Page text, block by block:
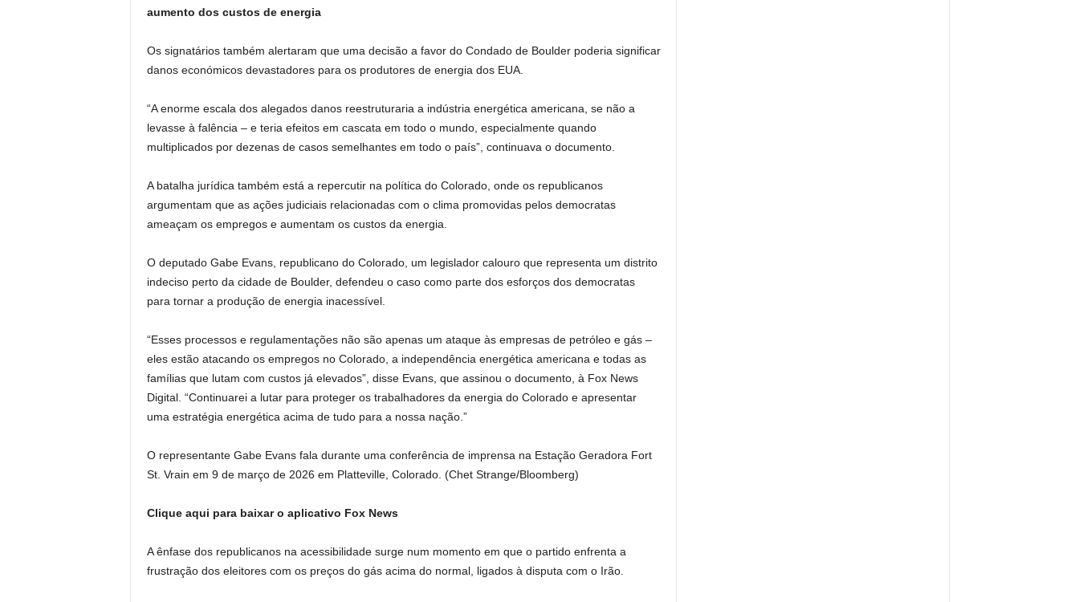
aumento dos custos de energia
Os signatários também alertaram que uma decisão a favor do Condado de Boulder poderia significar
danos económicos devastadores para os produtores de energia dos EUA.
“A enorme escala dos alegados danos reestruturaria a indústria energética americana, se não a
levasse à falência – e teria efeitos em cascata em todo o mundo, especialmente quando
multiplicados por dezenas de casos semelhantes em todo o país”, continuava o documento.
A batalha jurídica também está a repercutir na política do Colorado, onde os republicanos
argumentam que as ações judiciais relacionadas com o clima promovidas pelos democratas
ameaçam os empregos e aumentam os custos da energia.
O deputado Gabe Evans, republicano do Colorado, um legislador calouro que representa um distrito
indeciso perto da cidade de Boulder, defendeu o caso como parte dos esforços dos democratas
para tornar a produção de energia inacessível.
“Esses processos e regulamentações não são apenas um ataque às empresas de petróleo e gás –
eles estão atacando os empregos no Colorado, a independência energética americana e todas as
famílias que lutam com custos já elevados”, disse Evans, que assinou o documento, à Fox News
Digital. “Continuarei a lutar para proteger os trabalhadores da energia do Colorado e apresentar
uma estratégia energética acima de tudo para a nossa nação.”
O representante Gabe Evans fala durante uma conferência de imprensa na Estação Geradora Fort
St. Vrain em 9 de março de 2026 em Platteville, Colorado. (Chet Strange/Bloomberg)
Clique aqui para baixar o aplicativo Fox News
A ênfase dos republicanos na acessibilidade surge num momento em que o partido enfrenta a
frustração dos eleitores com os preços do gás acima do normal, ligados à disputa com o Irão.